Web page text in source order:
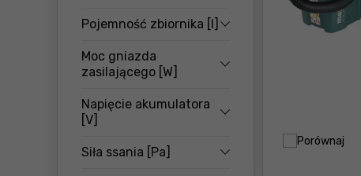
Pojemność zbiornika [l]
Moc gniazda
zasilającego [W]
Napięcie akumulatora
[V]
Siła ssania [Pa]
Porównaj